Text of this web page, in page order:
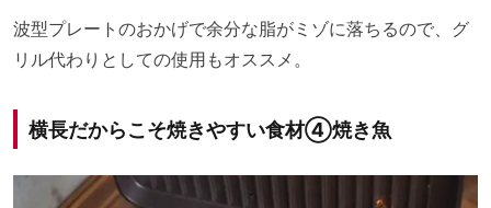
波型プレートのおかげで余分な脂がミゾに落ちるので、グ
リル代わりとしての使用もオススメ。
横長だからこそ焼きやすい食材④焼き魚